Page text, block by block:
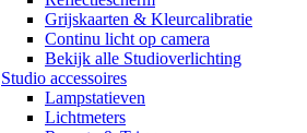
Grijskaarten & Kleurcalibratie
Continu licht op camera
Bekijk alle Studioverlichting
Studio accessoires
Lampstatieven
Lichtmeters